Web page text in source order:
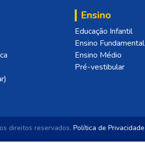
Ensino
Educação Infantil
Ensino Fundamental
Ensino Médio
Pré-vestibular
direitos reservados. Política de Privacidade